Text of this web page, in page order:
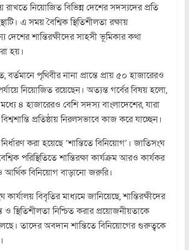
রাখতে নিয়োজিত বিভিন্ন দেশের সদস্যদের প্রতি
এ সময় বৈশ্বিক স্থিতিশীলতা রক্ষায়
দেশের শান্তিরক্ষীদের সাহসী ভূমিকার কথা
হয়।
বর্তমানে পৃথিবীর নানা প্রান্তে প্রায় ৫০ হাজারেরও
নিয়োজিত রয়েছেন। অত্যন্ত গর্বের বিষয় হলো,
৪ হাজারেরও বেশি সদস্য বাংলাদেশের, যারা
প্রতিষ্ঠায় নিরলসভাবে কাজ করে যাচ্ছেন।
করা হয়েছে ‘শান্তিতে বিনিয়োগ’। জাতিসংঘ
পরিস্থিতিতে শান্তিরক্ষা কার্যক্রম আরও কার্যকর
বিনিয়োগ বাড়ানো জরুরি।
বিবৃতির মাধ্যমে জানিয়েছে, শান্তিরক্ষীদের
ও স্থিতিশীলতা নিশ্চিত করার প্রয়োজনীয়তাকে
তাদের অবদান শান্তিতে বিনিয়োগের গুরুত্বকে